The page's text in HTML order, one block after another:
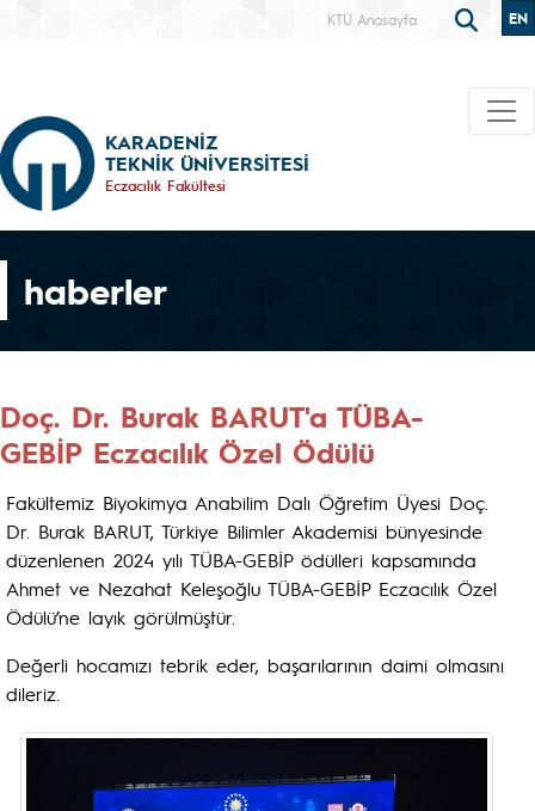
KTÜ Anasayfa EN
KARADENİZ
TEKNİK ÜNİVERSİTESİ
Eczacılık Fakültesi
haberler
Doç. Dr. Burak BARUT'a TÜBA-
GEBİP Eczacılık Özel Ödülü
Fakültemiz Biyokimya Anabilim Dalı Öğretim Üyesi Doç.
Dr. Burak BARUT, Türkiye Bilimler Akademisi bünyesinde
düzenlenen 2024 yılı TÜBA-GEBİP ödülleri kapsamında
Ahmet ve Nezahat Keleşoğlu TÜBA-GEBİP Eczacılık Özel
Ödülü’ne layık görülmüştür.
Değerli hocamızı tebrik eder, başarılarının daimi olmasını
dileriz.